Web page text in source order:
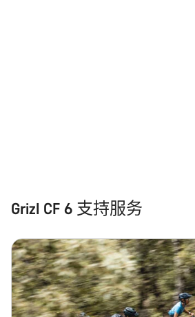
Grizl CF 6 支持服务